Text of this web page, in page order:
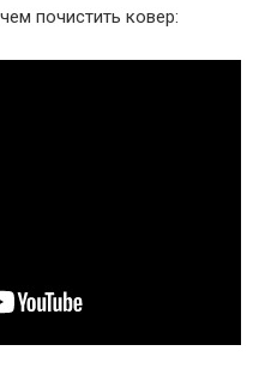
почистить ковер: